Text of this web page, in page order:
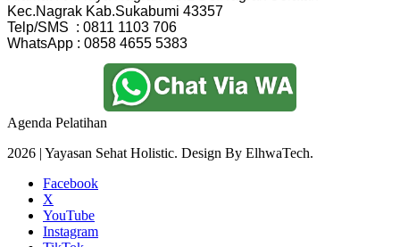
Kec.Nagrak Kab.Sukabumi 43357
Telp/SMS  : 0811 1103 706
WhatsApp : 0858 4655 5383
Agenda Pelatihan
2026 | Yayasan Sehat Holistic. Design By ElhwaTech.
Facebook
X
YouTube
Instagram